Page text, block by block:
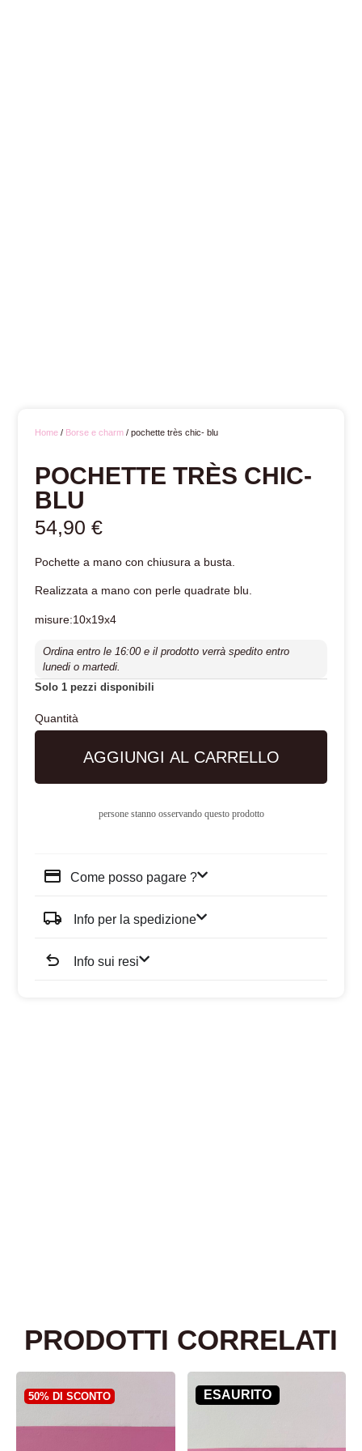
Home/ Borse e charm/ pochette très chic- blu
POCHETTE TRÈS CHIC-
BLU
54,90 €
Pochette a mano con chiusura a busta.
Realizzata a mano con perle quadrate blu.
misure:10x19x4
Ordina entro le 16:00 e il prodotto verrà spedito entro
lunedi o martedi.
Solo 1 pezzi disponibili
AGGIUNGI AL CARRELLO
persone stanno osservando questo prodotto
Come posso pagare ?
Info per la spedizione
Info sui resi
PRODOTTI CORRELATI
50% DI SCONTO ESAURITO